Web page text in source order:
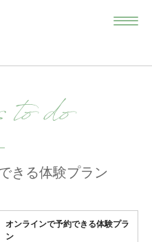
to do
きる体験プラン
オンラインで予約できる体験プラ
ン